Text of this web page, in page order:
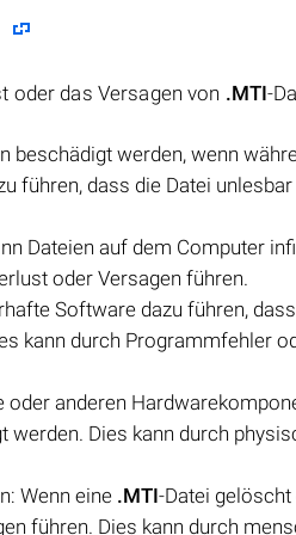
oder das Versagen von .MTI-
beschädigt werden, wenn
führen, dass die Datei
Dateien auf dem Computer
oder Versagen führen.
Software dazu führen, dass
kann durch Programmfehler
anderen
Dies kann durch
Wenn eine .MTI-Datei
führen. Dies kann durch